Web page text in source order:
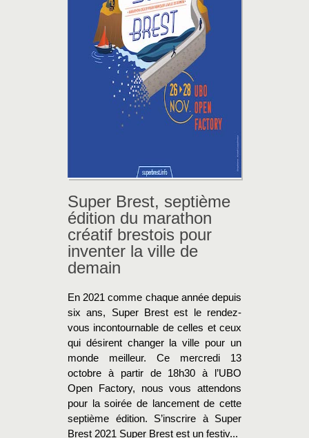
Super Brest, septième
édition du marathon
créatif brestois pour
inventer la ville de
demain
En 2021 comme chaque année depuis
six ans, Super Brest est le rendez-
vous incontournable de celles et ceux
qui désirent changer la ville pour un
monde meilleur. Ce mercredi 13
octobre à partir de 18h30 à l’UBO
Open Factory, nous vous attendons
pour la soirée de lancement de cette
septième édition. S’inscrire à Super
Brest 2021 Super Brest est un festiv...